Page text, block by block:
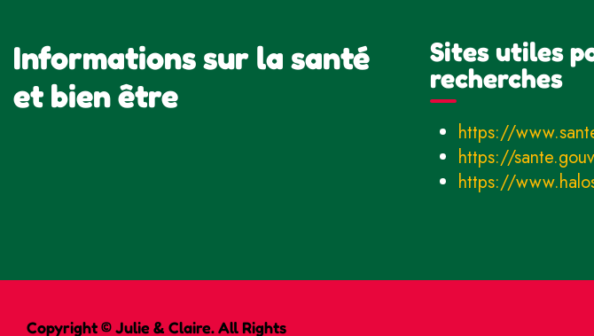
Informations sur la santé
et bien être
Sites utiles
recherches
https://
https://
https://
Copyright © Julie & Claire. All Rights